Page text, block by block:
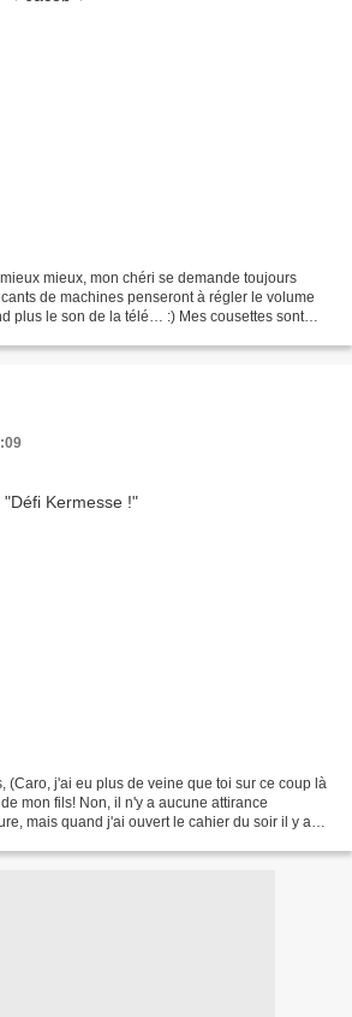
mieux, mon chéri se demande toujours
de machines penseront à régler le volume
plus le son de la télé… :) Mes cousettes sont
(Caro, j'ai eu plus de veine que toi sur ce coup là
mon fils! Non, il n'y a aucune attirance
mais quand j'ai ouvert le cahier du soir il y a